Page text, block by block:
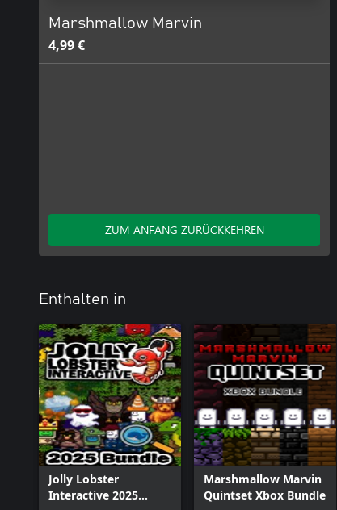
Marshmallow Marvin
4,99 €
ZUM ANFANG ZURÜCKKEHREN
Enthalten in
Jolly Lobster
Interactive 2025
Marshmallow Marvin
Quintset Xbox Bundle